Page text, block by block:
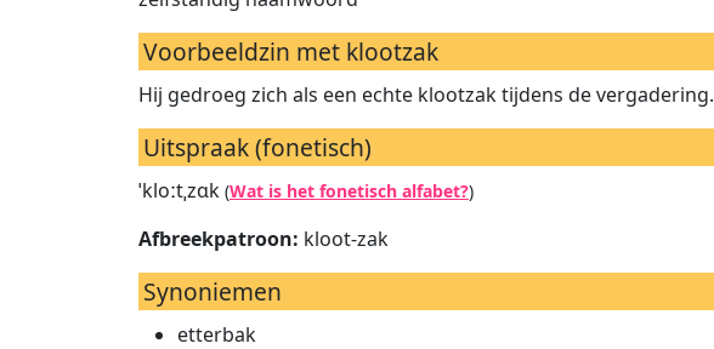
Voorbeeldzin met klootzak
Hij gedroeg zich als een echte klootzak tijdens de vergadering.
Uitspraak (fonetisch)
ˈkloːtˌzɑk (Wat is het fonetisch alfabet?)
Afbreekpatroon: kloot-zak
Synoniemen
etterbak